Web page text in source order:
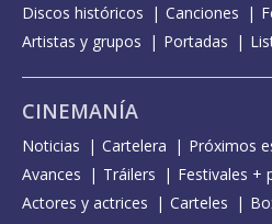
Discos históricos
Canciones
Artistas y grupos
Portadas
CINEMANÍA
Noticias Cartelera Próximos
Avances
Tráilers
Festivales +
Actores y actrices
Carteles